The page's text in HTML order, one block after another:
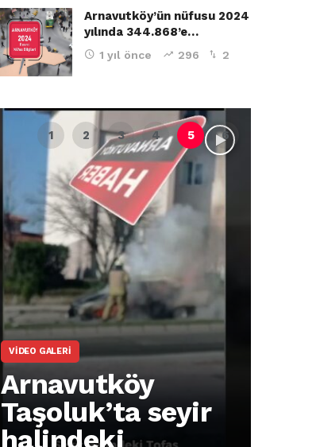
Arnavutköy’ün nüfusu 2024
yılında 344.868’e…
1 yıl önce 296 2
VIDEO GALERI
Arnavutköy
Taşoluk’ta seyir
halindeki